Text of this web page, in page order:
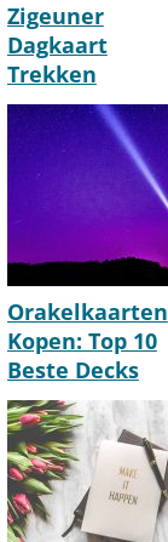
Zigeuner
Dagkaart
Trekken
[Waarzeg-
Kaarten]
[Toekomst
Orakelkaarten
Kopen: Top 10
Beste Decks
[2026 Update]